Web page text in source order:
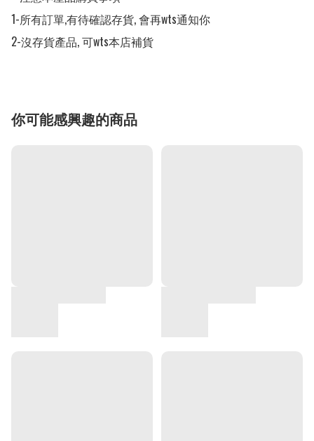
1-所有訂單,有待確認存貨, 會再wts通知你
2-沒存貨產品, 可wts本店補貨
你可能感興趣的商品